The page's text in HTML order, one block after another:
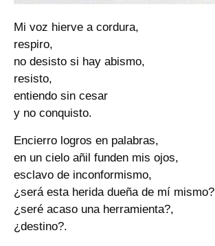
Mi voz hierve a cordura,
respiro,
no desisto si hay abismo,
resisto,
entiendo sin cesar
y no conquisto.
Encierro logros en palabras,
en un cielo añil funden mis ojos,
esclavo de inconformismo,
¿será esta herida dueña de mí mismo?
¿seré acaso una herramienta?,
¿destino?.